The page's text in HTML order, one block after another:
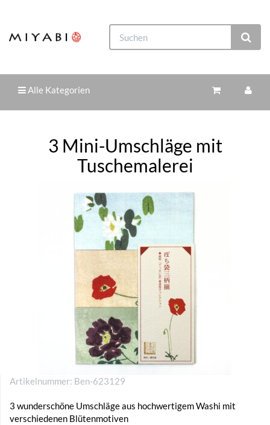
Alle Kategorien
3 Mini-Umschläge mit
Tuschemalerei
Artikelnummer: Ben-623129
3 wunderschöne Umschläge aus hochwertigem Washi mit
verschiedenen Blütenmotiven